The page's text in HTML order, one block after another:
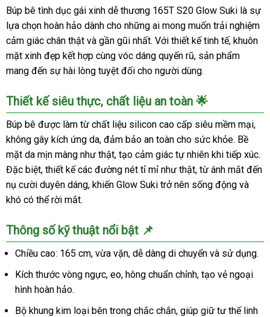
Búp bê tình dục gái xinh dễ thương 165T S20 Glow Suki là sự
lựa chọn hoàn hảo dành cho những ai mong muốn trải nghiệm
cảm giác chân thật và gần gũi nhất. Với thiết kế tinh tế, khuôn
mặt xinh đẹp kết hợp cùng vóc dáng quyến rũ, sản phẩm
mang đến sự hài lòng tuyệt đối cho người dùng.
Thiết kế siêu thực, chất liệu an toàn 🌟
Búp bê được làm từ chất liệu silicon cao cấp siêu mềm mại,
không gây kích ứng da, đảm bảo an toàn cho sức khỏe. Bề
mặt da mịn màng như thật, tạo cảm giác tự nhiên khi tiếp xúc.
Đặc biệt, thiết kế các đường nét tỉ mỉ như thật, từ ánh mắt đến
nụ cười duyên dáng, khiến Glow Suki trở nên sống động và
khó có thể rời mắt.
Thông số kỹ thuật nổi bật 📌
Chiều cao: 165 cm, vừa vặn, dễ dàng di chuyển và sử dụng.
Kích thước vòng ngực, eo, hông chuẩn chỉnh, tạo vẻ ngoại
hình hoàn hảo.
Bộ khung kim loại bên trong chắc chắn, giúp giữ tư thế linh